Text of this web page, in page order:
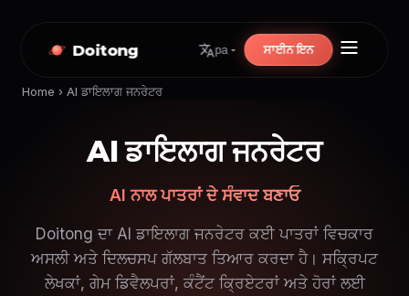
Doitong pa ਸਾਈਨ ਇਨ
Home › AI ਡਾਇਲਾਗ ਜਨਰੇਟਰ
AI ਡਾਇਲਾਗ ਜਨਰੇਟਰ
AI ਨਾਲ ਪਾਤਰਾਂ ਦੇ ਸੰਵਾਦ ਬਣਾਓ
Doitong ਦਾ AI ਡਾਇਲਾਗ ਜਨਰੇਟਰ ਕਈ ਪਾਤਰਾਂ ਵਿਚਕਾਰ
ਅਸਲੀ ਅਤੇ ਦਿਲਚਸਪ ਗੱਲਬਾਤ ਤਿਆਰ ਕਰਦਾ ਹੈ। ਸਕ੍ਰਿਪਟ
ਲੇਖਕਾਂ, ਗੇਮ ਡਿਵੈਲਪਰਾਂ, ਕੰਟੈਂਟ ਕ੍ਰਿਏਟਰਾਂ ਅਤੇ ਹੋਰਾਂ ਲਈ